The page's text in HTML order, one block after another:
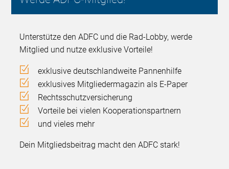
Unterstütze den ADFC und die Rad-Lobby, werde
Mitglied und nutze exklusive Vorteile!
exklusive deutschlandweite Pannenhilfe
exklusives Mitgliedermagazin als E-Paper
Rechtsschutzversicherung
Vorteile bei vielen Kooperationspartnern
und vieles mehr
Dein Mitgliedsbeitrag macht den ADFC stark!